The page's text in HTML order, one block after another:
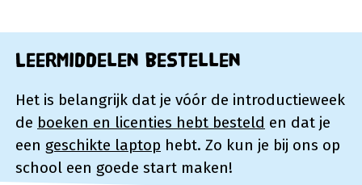
Leermiddelen bestellen
Het is belangrijk dat je vóór de introductieweek
de boeken en licenties hebt besteld en dat je
een geschikte laptop hebt. Zo kun je bij ons op
school een goede start maken!